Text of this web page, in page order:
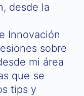
desde la
Innovación
sobre
mi área
que se
tips y